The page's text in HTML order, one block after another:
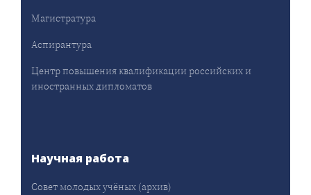
Магистратура
Аспирантура
Центр повышения квалификации российских и
иностранных дипломатов
Научная работа
Совет молодых учёных (архив)